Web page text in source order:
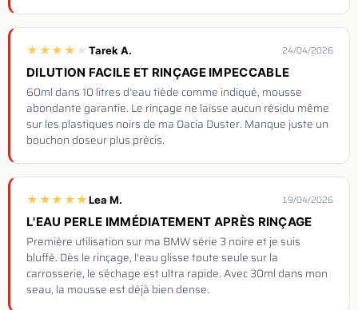
★★★★★ Tarek A. 24/04/2026
DILUTION FACILE ET RINÇAGE IMPECCABLE
60ml dans 10 litres d'eau tiède comme indiqué, mousse
abondante garantie. Le rinçage ne laisse aucun résidu même
sur les plastiques noirs de ma Dacia Duster. Manque juste un
bouchon doseur plus précis.
★★★★★Lea M. 19/04/2026
L'EAU PERLE IMMÉDIATEMENT APRÈS RINÇAGE
Première utilisation sur ma BMW série 3 noire et je suis
bluffé. Dès le rinçage, l'eau glisse toute seule sur la
carrosserie, le séchage est ultra rapide. Avec 30ml dans mon
seau, la mousse est déjà bien dense.